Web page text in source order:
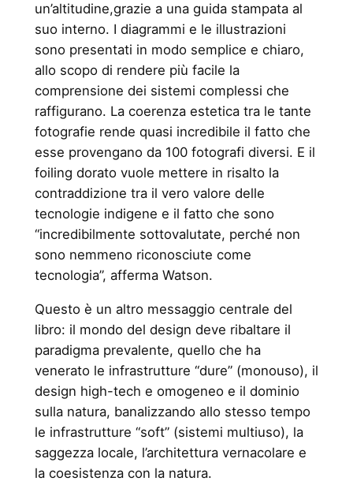
un’altitudine,grazie a una guida stampata al
suo interno. I diagrammi e le illustrazioni
sono presentati in modo semplice e chiaro,
allo scopo di rendere più facile la
comprensione dei sistemi complessi che
raffigurano. La coerenza estetica tra le tante
fotografie rende quasi incredibile il fatto che
esse provengano da 100 fotografi diversi. E il
foiling dorato vuole mettere in risalto la
contraddizione tra il vero valore delle
tecnologie indigene e il fatto che sono
“incredibilmente sottovalutate, perché non
sono nemmeno riconosciute come
tecnologia”, afferma Watson.
Questo è un altro messaggio centrale del
libro: il mondo del design deve ribaltare il
paradigma prevalente, quello che ha
venerato le infrastrutture “dure” (monouso), il
design high-tech e omogeneo e il dominio
sulla natura, banalizzando allo stesso tempo
le infrastrutture “soft” (sistemi multiuso), la
saggezza locale, l’architettura vernacolare e
la coesistenza con la natura.